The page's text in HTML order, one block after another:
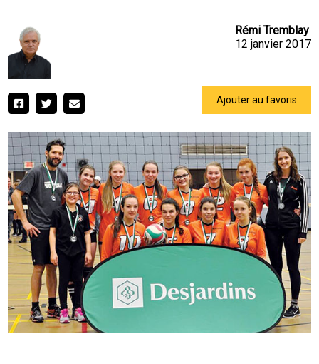
Rémi Tremblay
12 janvier 2017
Ajouter au favoris